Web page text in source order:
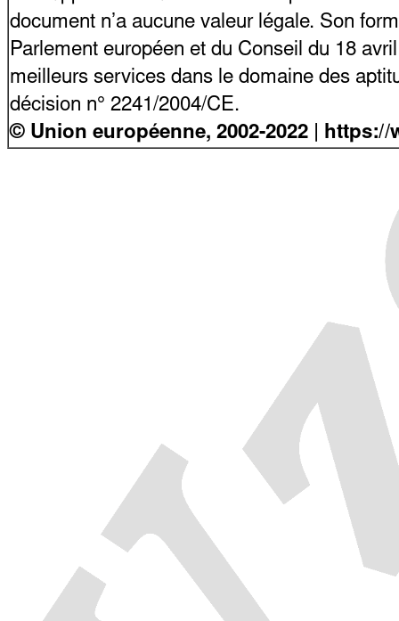
document n’a aucune valeur légale. Son
Parlement européen et du Conseil du 18
meilleurs services dans le domaine des
décision n° 2241/2004/CE.
© Union européenne, 2002-2022
|